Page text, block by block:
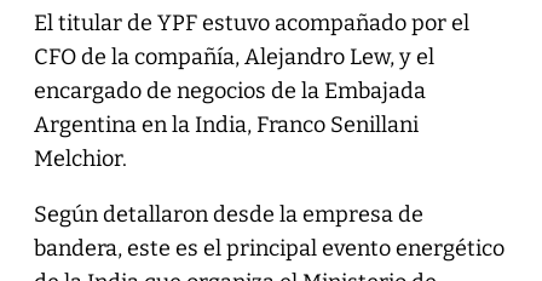
El titular de YPF estuvo acompañado por el
CFO de la compañía, Alejandro Lew, y el
encargado de negocios de la Embajada
Argentina en la India, Franco Senillani
Melchior.
Según detallaron desde la empresa de
bandera, este es el principal evento energético